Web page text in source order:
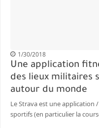
1/30/2018
Une application
des lieux militaires
autour du monde
Le Strava est une
sportifs (en particulier la